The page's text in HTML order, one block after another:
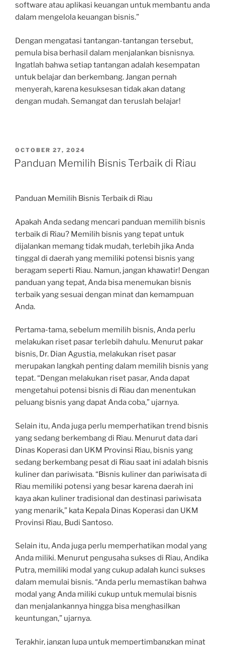
software atau aplikasi keuangan untuk membantu anda
dalam mengelola keuangan bisnis.”
Dengan mengatasi tantangan-tantangan tersebut,
pemula bisa berhasil dalam menjalankan bisnisnya.
Ingatlah bahwa setiap tantangan adalah kesempatan
untuk belajar dan berkembang. Jangan pernah
menyerah, karena kesuksesan tidak akan datang
dengan mudah. Semangat dan teruslah belajar!
POSTED
ON
OCTOBER 27, 2024
Panduan Memilih Bisnis Terbaik di Riau
Panduan Memilih Bisnis Terbaik di Riau
Apakah Anda sedang mencari panduan memilih bisnis
terbaik di Riau? Memilih bisnis yang tepat untuk
dijalankan memang tidak mudah, terlebih jika Anda
tinggal di daerah yang memiliki potensi bisnis yang
beragam seperti Riau. Namun, jangan khawatir! Dengan
panduan yang tepat, Anda bisa menemukan bisnis
terbaik yang sesuai dengan minat dan kemampuan
Anda.
Pertama-tama, sebelum memilih bisnis, Anda perlu
melakukan riset pasar terlebih dahulu. Menurut pakar
bisnis, Dr. Dian Agustia, melakukan riset pasar
merupakan langkah penting dalam memilih bisnis yang
tepat. “Dengan melakukan riset pasar, Anda dapat
mengetahui potensi bisnis di Riau dan menentukan
peluang bisnis yang dapat Anda coba,” ujarnya.
Selain itu, Anda juga perlu memperhatikan trend bisnis
yang sedang berkembang di Riau. Menurut data dari
Dinas Koperasi dan UKM Provinsi Riau, bisnis yang
sedang berkembang pesat di Riau saat ini adalah bisnis
kuliner dan pariwisata. “Bisnis kuliner dan pariwisata di
Riau memiliki potensi yang besar karena daerah ini
kaya akan kuliner tradisional dan destinasi pariwisata
yang menarik,” kata Kepala Dinas Koperasi dan UKM
Provinsi Riau, Budi Santoso.
Selain itu, Anda juga perlu memperhatikan modal yang
Anda miliki. Menurut pengusaha sukses di Riau, Andika
Putra, memiliki modal yang cukup adalah kunci sukses
dalam memulai bisnis. “Anda perlu memastikan bahwa
modal yang Anda miliki cukup untuk memulai bisnis
dan menjalankannya hingga bisa menghasilkan
keuntungan,” ujarnya.
Terakhir, jangan lupa untuk mempertimbangkan minat